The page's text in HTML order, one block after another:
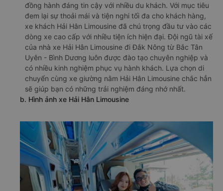
đồng hành đáng tin cậy với nhiều du khách. Với mục tiêu
đem lại sự thoải mái và tiện nghi tối đa cho khách hàng,
xe khách Hải Hân Limousine đã chú trọng đầu tư vào các
dòng xe cao cấp với nhiều tiện ích hiện đại. Đội ngũ tài xế
của nhà xe Hải Hân Limousine đi Đắk Nông từ Bắc Tân
Uyên - Bình Dương luôn được đào tạo chuyên nghiệp và
có nhiều kinh nghiệm phục vụ hành khách. Lựa chọn di
chuyển cùng xe giường nằm Hải Hân Limousine chắc hẳn
sẽ giúp bạn có những trải nghiệm đáng nhớ nhất.
b. Hình ảnh xe Hải Hân Limousine